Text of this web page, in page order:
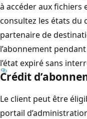
à accéder aux fichiers
consultez les états du
partenaire de
l’abonnement
l’état expiré sans
Crédit
Le client peut être
portail